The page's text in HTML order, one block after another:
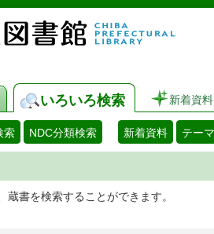
いろいろ検索 新着資料
索 NDC分類検索 新着資料 テー
蔵書を検索することができます。